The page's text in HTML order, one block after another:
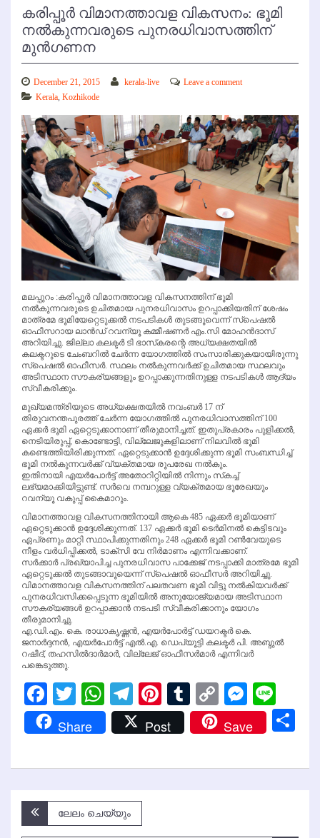
കരിപ്പൂര്‍ വിമാനത്താവള വികസനം: ഭൂമി
നല്‍കുന്നവരുടെ പുനരധിവാസത്തിന്
മുന്‍ഗണന
December 21, 2015 kerala-live
Leave a comment
Kerala Kozhikode
മലപ്പുറം :കരിപ്പൂര്‍ വിമാനത്താവള വികസനത്തിന് ഭൂമി
നല്‍കുന്നവരുടെ ഉചിതമായ പുനരധിവാസം ഉറപ്പാക്കിയതിന് ശേഷം
മാത്രമേ ഭൂമിയേറ്റെടുക്കല്‍ നടപടികള്‍ തുടങ്ങൂവെന്ന് സ്‌പെഷല്‍
ഓഫീസറായ ലാന്‍ഡ് റവന്യൂ കമ്മീഷണര്‍ എം.സി മോഹന്‍ദാസ്
അറിയിച്ചു. ജില്ലാ കലക്ടര്‍ ടി ഭാസ്‌കരന്റെ അധ്യക്ഷതയില്‍
കലക്ടറുടെ ചേംബറില്‍ ചേര്‍ന്ന യോഗത്തില്‍ സംസാരിക്കുകയായിരുന്നു
സ്‌പെഷല്‍ ഓഫീസര്‍. സ്ഥലം നല്‍കുന്നവര്‍ക്ക് ഉചിതമായ സ്ഥലവും
അടിസ്ഥാന സൗകര്യങ്ങളും ഉറപ്പാക്കുന്നതിനുള്ള നടപടികള്‍ ആദ്യം
സ്വീകരിക്കും.
മുഖ്യമന്ത്രിയുടെ അധ്യക്ഷതയില്‍ നവംബര്‍ 17 ന്
തിരുവനന്തപുരത്ത് ചേര്‍ന്ന യോഗത്തില്‍ പുനരധിവാസത്തിന് 100
ഏക്കര്‍ ഭൂമി ഏറ്റെടുക്കാനാണ് തീരുമാനിച്ചത്. ഇതുപ്രകാരം പുളിക്കല്‍,
നെടിയിരുപ്പ്, കൊണ്ടോട്ടി, വില്ലേജുകളിലാണ് നിലവില്‍ ഭൂമി
കണ്ടെത്തിയിരിക്കുന്നത്. ഏറ്റെടുക്കാന്‍ ഉദ്ദേശിക്കുന്ന ഭൂമി സംബന്ധിച്ച്
ഭൂമി നല്‍കുന്നവര്‍ക്ക് വ്യക്തമായ രൂപരേഖ നല്‍കും.
ഇതിനായി എയര്‍പോര്‍ട്ട് അതോറിറ്റിയില്‍ നിന്നും സ്‌കച്ച്
ലഭ്യമാക്കിയിട്ടുണ്ട്. സര്‍വെ നമ്പറുള്ള വ്യക്തമായ ഭൂരേഖയും
റവന്യൂ വകുപ്പ് കൈമാറും.
വിമാനത്താവള വികസനത്തിനായി ആകെ 485 ഏക്കര്‍ ഭൂമിയാണ്
ഏറ്റെടുക്കാന്‍ ഉദ്ദേശിക്കുന്നത്. 137 ഏക്കര്‍ ഭൂമി ടെര്‍മിനല്‍ കെട്ടിടവും
ഏപ്രണും മാറ്റി സ്ഥാപിക്കുന്നതിനും 248 ഏക്കര്‍ ഭൂമി റണ്‍വേയുടെ
നീളം വര്‍ധിപ്പിക്കല്‍, ടാക്‌സി വേ നിര്‍മാണം എന്നിവക്കാണ്.
സര്‍ക്കാര്‍ പ്രഖ്യാപിച്ച പുനരധിവാസ പാക്കേജ് നടപ്പാക്കി മാത്രമേ ഭൂമി
ഏറ്റെടുക്കല്‍ തുടങ്ങാവൂയെന്ന് സ്‌പെഷല്‍ ഓഫീസര്‍ അറിയിച്ചു.
വിമാനത്താവള വികസനത്തിന് പലതവണ ഭൂമി വിട്ടു നല്‍കിയവര്‍ക്ക്
പുനരധിവസിക്കപ്പെടുന്ന ഭൂമിയില്‍ അനുയോജ്യമായ അടിസ്ഥാന
സൗകര്യങ്ങള്‍ ഉറപ്പാക്കാന്‍ നടപടി സ്വീകരിക്കാനും യോഗം
തീരുമാനിച്ചു.
എ.ഡി.എം. കെ. രാധാകൃഷ്ണന്‍, എയര്‍പോര്‍ട്ട് ഡയറക്ടര്‍ കെ.
ജനാര്‍ദ്ദനന്‍, എയര്‍പോര്‍ട്ട് എല്‍.എ. ഡെപ്യൂട്ടി കലക്ടര്‍ പി. അബ്ദുല്‍
റഷീദ്, തഹസില്‍ദാര്‍മാര്‍, വില്ലേജ് ഓഫീസര്‍മാര്‍ എന്നിവര്‍
പങ്കെടുത്തു.
Facebook
TwitterWhatsApp
Telegram
Pinterest
Tumblr
Copy
Link
Share Post Save
Post
navigation
ലേലം ചെയ്യും